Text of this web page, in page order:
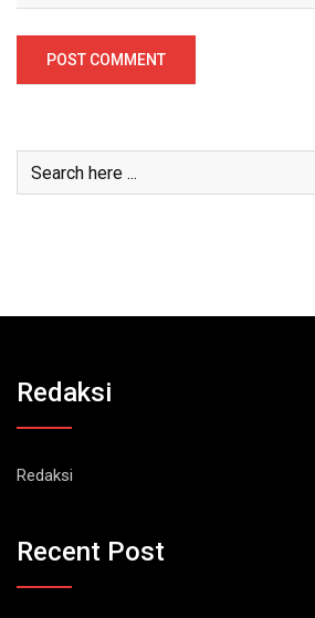
Redaksi
Redaksi
Recent Post